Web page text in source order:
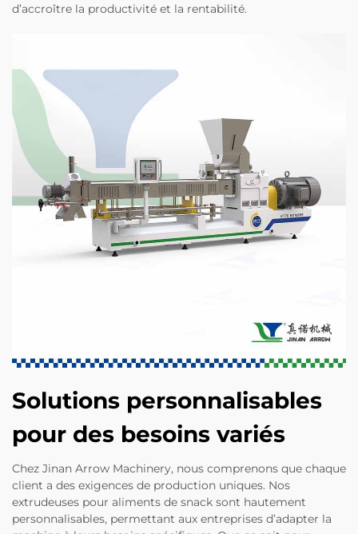
d’accroître la productivité et la rentabilité.
Solutions personnalisables
pour des besoins variés
Chez Jinan Arrow Machinery, nous comprenons que chaque
client a des exigences de production uniques. Nos
extrudeuses pour aliments de snack sont hautement
personnalisables, permettant aux entreprises d’adapter la